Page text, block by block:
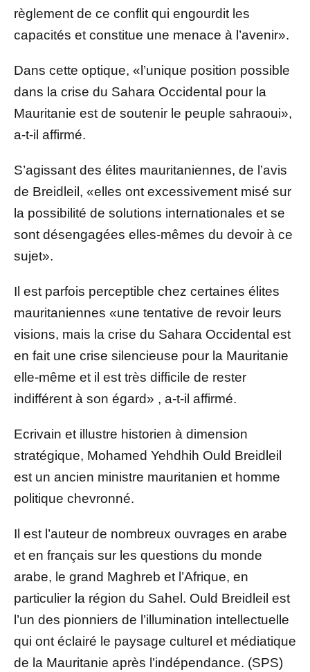
règlement de ce conflit qui engourdit les
capacités et constitue une menace à l’avenir».
Dans cette optique, «l’unique position possible
dans la crise du Sahara Occidental pour la
Mauritanie est de soutenir le peuple sahraoui»,
a-t-il affirmé.
S’agissant des élites mauritaniennes, de l’avis
de Breidleil, «elles ont excessivement misé sur
la possibilité de solutions internationales et se
sont désengagées elles-mêmes du devoir à ce
sujet».
Il est parfois perceptible chez certaines élites
mauritaniennes «une tentative de revoir leurs
visions, mais la crise du Sahara Occidental est
en fait une crise silencieuse pour la Mauritanie
elle-même et il est très difficile de rester
indifférent à son égard» , a-t-il affirmé.
Ecrivain et illustre historien à dimension
stratégique, Mohamed Yehdhih Ould Breidleil
est un ancien ministre mauritanien et homme
politique chevronné.
Il est l’auteur de nombreux ouvrages en arabe
et en français sur les questions du monde
arabe, le grand Maghreb et l’Afrique, en
particulier la région du Sahel. Ould Breidleil est
l’un des pionniers de l’illumination intellectuelle
qui ont éclairé le paysage culturel et médiatique
de la Mauritanie après l’indépendance. (SPS)